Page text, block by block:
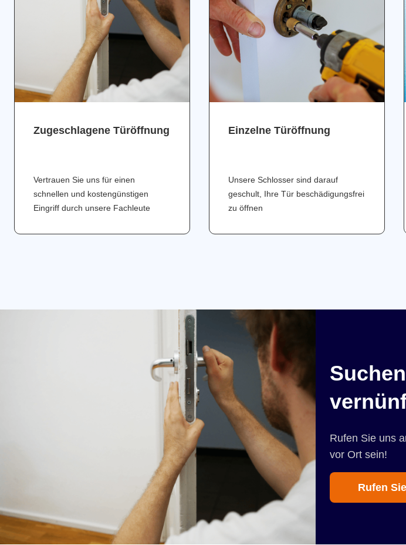
Zugeschlagene Türöffnung
Vertrauen Sie uns für einen
schnellen und kostengünstigen
Eingriff durch unsere Fachleute
Einzelne Türöffnung
Unsere Schlosser sind darauf
geschult, Ihre Tür beschädigungsfrei
zu öffnen
Rufen Sie uns
vor Ort sein!
Rufen